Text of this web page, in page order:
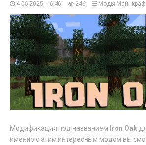
4-06-2025, 16:46 246 Моды
Модификация под названием Iron Oak
именно с этим интересным модом вы